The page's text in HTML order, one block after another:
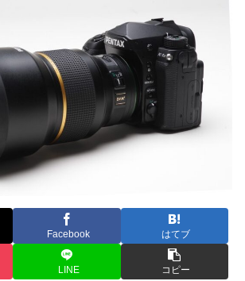
Facebook はてブ
LINE コピー